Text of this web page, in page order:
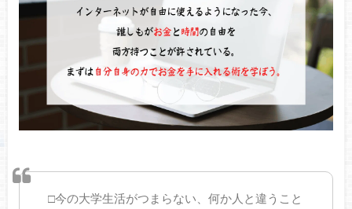
□今の大学生活がつまらない、何か人と違うこと